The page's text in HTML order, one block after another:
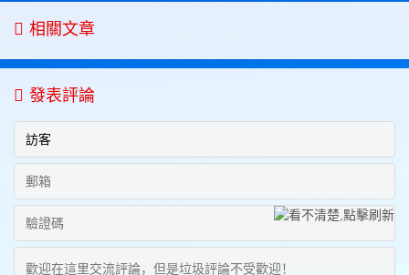
相關文章
發表評論